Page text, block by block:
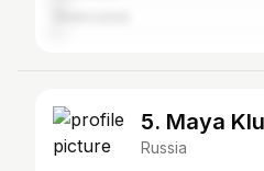
5. Maya
Russia